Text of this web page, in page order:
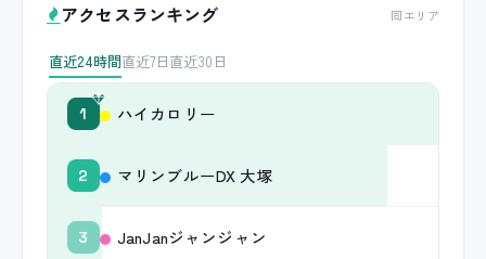
アクセスランキング 同エリア
直近24時間直近7日直近30日
1 ハイカロリー
2 マリンブルーDX 大塚
3 JanJanジャンジャン